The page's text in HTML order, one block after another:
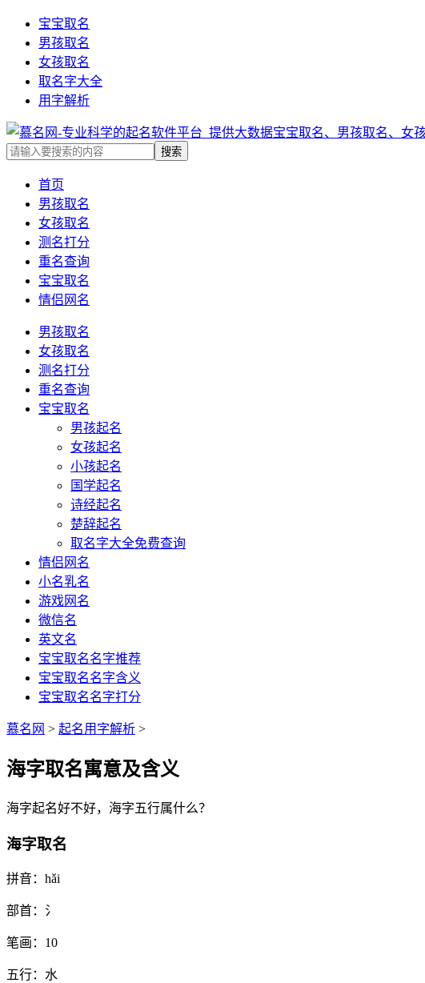
宝宝取名
男孩取名
女孩取名
取名字大全
用字解析
首页
男孩取名
女孩取名
测名打分
重名查询
宝宝取名
情侣网名
男孩取名
女孩取名
测名打分
重名查询
宝宝取名
男孩起名
女孩起名
小孩起名
国学起名
诗经起名
楚辞起名
取名字大全免费查询
情侣网名
小名乳名
游戏网名
微信名
英文名
宝宝取名名字推荐
宝宝取名名字含义
宝宝取名名字打分
慕名网 > 起名用字解析 >
海字取名寓意及含义
海字起名好不好， 海字五行属什么？
海字取名
拼音： hǎi
部首： 氵
笔画： 10
五行： 水